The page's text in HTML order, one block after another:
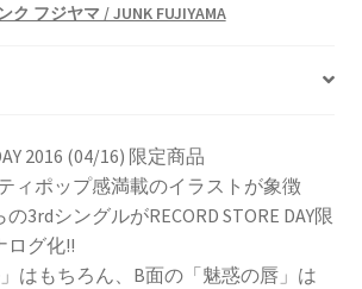
ク フジヤマ / JUNK FUJIYAMA
2016 (04/16) 限定商品
ィポップ感満載のイラストが象徴
3rdシングルがRECORD STORE DAY限
ログ化!!
はもちろん、B面の「魅惑の唇」は